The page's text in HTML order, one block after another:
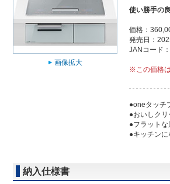
画像拡大
使い勝手の
価格：
発売日：
JANコード
※この価格
●oneタッチ
●おいしク
●フラット
●キッチン
納入仕様書